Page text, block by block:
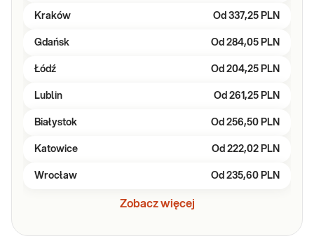
Kraków Od 337,25 PLN
Gdańsk Od 284,05 PLN
Łódź Od 204,25 PLN
Lublin Od 261,25 PLN
Białystok Od 256,50 PLN
Katowice Od 222,02 PLN
Wrocław Od 235,60 PLN
Zobacz więcej